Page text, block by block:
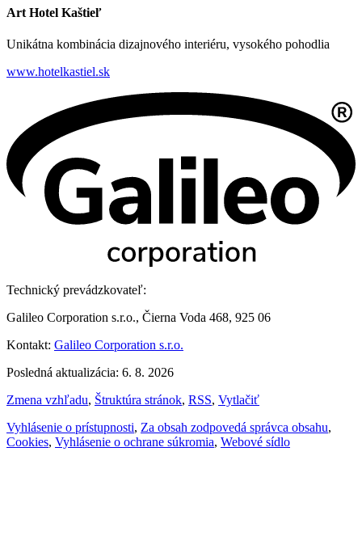
Art Hotel Kaštieľ
Unikátna kombinácia dizajnového interiéru, vysokého pohodlia
www.hotelkastiel.sk
Technický prevádzkovateľ:
Galileo Corporation s.r.o., Čierna Voda 468, 925 06
Kontakt: Galileo Corporation s.r.o.
Posledná aktualizácia: 6. 8. 2026
Zmena vzhľadu, Štruktúra stránok, RSS, Vytlačiť
Vyhlásenie o prístupnosti, Za obsah zodpovedá správca obsahu,
Cookies, Vyhlásenie o ochrane súkromia, Webové sídlo